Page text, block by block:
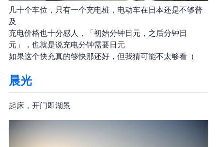
几十个车位，只有一个充电桩，电动车在日本还是不够普
及
充电价格也十分感人，「初始 5 分钟 275 日元，之后 1 分钟 55 日
元」，也就是说充电 10 分钟需要 550 日元
如果这个快充真的够快那还好，但我猜可能不太够看（
晨光
起床，开门即湖景